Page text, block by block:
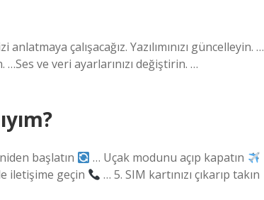
çalışacağız. Yazılımınızı güncelleyin. …
…Ses ve veri ayarlarınızı değiştirin. …
başlatın
… Uçak modunu açıp kapatın
iletişime geçin
… 5. SIM kartınızı çıkarıp takın